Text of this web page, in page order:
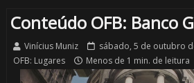
Conteúdo OFB: Banco
Vinícius Muniz sábado, 5 de outubro
OFB: Lugares
Menos de 1 min. de leitura